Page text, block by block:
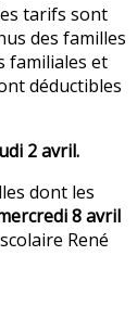
tarifs sont
des familles
familiales et
déductibles
2 avril.
dont les
8 avril
René